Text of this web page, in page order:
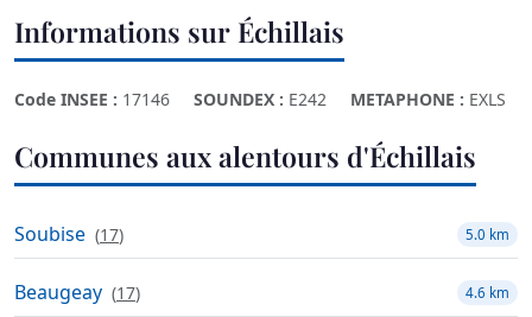
Informations sur Échillais
Code INSEE : 17146 SOUNDEX : E242 METAPHONE : EXLS
Communes aux alentours d'Échillais
Soubise (17) 5.0 km
Beaugeay (17) 4.6 km